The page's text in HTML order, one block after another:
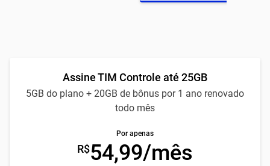
Assine TIM Controle até 25GB
5GB do plano + 20GB de bônus por 1 ano renovado
todo mês
Por apenas
R$54,99/mês